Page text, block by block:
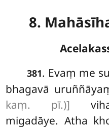
8.
381. Evaṃ me
bhagavā
kaṃ. pī.)]
migadāye. Atha